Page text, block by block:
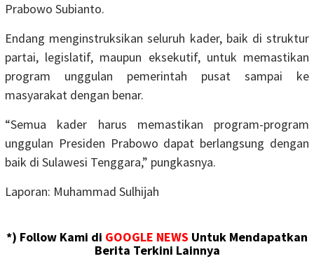
Prabowo Subianto.
Endang menginstruksikan seluruh kader, baik di struktur
partai, legislatif, maupun eksekutif, untuk memastikan
program unggulan pemerintah pusat sampai ke
masyarakat dengan benar.
“Semua kader harus memastikan program-program
unggulan Presiden Prabowo dapat berlangsung dengan
baik di Sulawesi Tenggara,” pungkasnya.
Laporan: Muhammad Sulhijah
*) Follow Kami di GOOGLE NEWS Untuk Mendapatkan
Berita Terkini Lainnya